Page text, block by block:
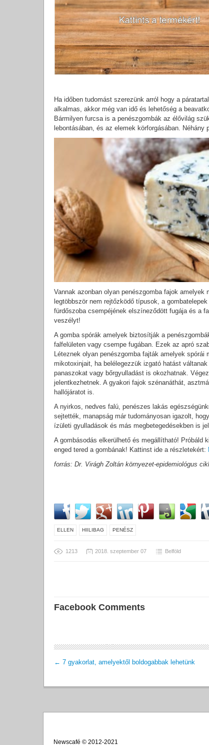
Ha időben tudomást szerezünk arról hogy a
alkalmas, akkor még van idő és lehetőség a
Bármilyen furcsa is a penészgombák az élővilág
lebontásában, és az elemek körforgásában.
Vannak azonban olyan penészgomba fajok
legtöbbször nem rejtőzködő típusok, a
fürdőszoba csempéjének elszíneződött fugája és a
veszélyt!
A gomba spórák amelyek biztosítják a
falfelületen vagy csempe fugában. Ezek az apró
Léteznek olyan penészgomba fajták amelyek
mikotoxinjait, ha belélegezzük izgató hatást
panaszokat vagy bőrgyulladást is okozhatnak.
jelentkezhetnek. A gyakori fajok szénanáthát,
hallójáratot is.
A nyirkos, nedves falú, penészes lakás
sejtették, manapság már tudományosan igazolt,
ízületi gyulladások és más megbetegedésekben is
A gombásodás elkerülhető és megállítható! Próbáld
enged tered a gombának! Kattinst ide a részletekért:
forrás: Dr. Virágh Zoltán környezet-epidemiológus
ELLEN HIILIBAG PENÉSZ
1213 2018. szeptember 07 Belföld
Facebook Comments
← 7 gyakorlat, amelyektől boldogabbak lehetünk
Newscafé © 2012-2021